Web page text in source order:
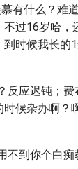
有什么？难
过16岁哈，
时候我长的
反应迟钝；
候杂办啊？
不到你个白